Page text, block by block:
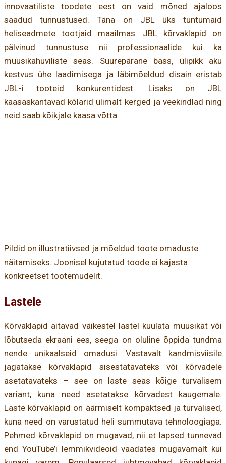
innovaatiliste toodete eest on vaid mõned ajaloos
saadud tunnustused. Täna on JBL üks tuntumaid
heliseadmete tootjaid maailmas. JBL kõrvaklapid on
pälvinud tunnustuse nii professionaalide kui ka
muusikahuviliste seas. Suurepärane bass, ülipikk aku
kestvus ühe laadimisega ja läbimõeldud disain eristab
JBL-i tooteid konkurentidest. Lisaks on JBL
kaasaskantavad kõlarid ülimalt kerged ja veekindlad ning
neid saab kõikjale kaasa võtta.
Pildid on illustratiivsed ja mõeldud toote omaduste
näitamiseks. Joonisel kujutatud toode ei kajasta
konkreetset tootemudelit.
Lastele
Kõrvaklapid aitavad väikestel lastel kuulata muusikat või
lõbutseda ekraani ees, seega on oluline õppida tundma
nende unikaalseid omadusi. Vastavalt kandmisviisile
jagatakse kõrvaklapid sisestatavateks või kõrvadele
asetatavateks – see on laste seas kõige turvalisem
variant, kuna need asetatakse kõrvadest kaugemale.
Laste kõrvaklapid on äärmiselt kompaktsed ja turvalised,
kuna need on varustatud heli summutava tehnoloogiaga.
Pehmed kõrvaklapid on mugavad, nii et lapsed tunnevad
end YouTube’i lemmikvideoid vaadates mugavamalt kui